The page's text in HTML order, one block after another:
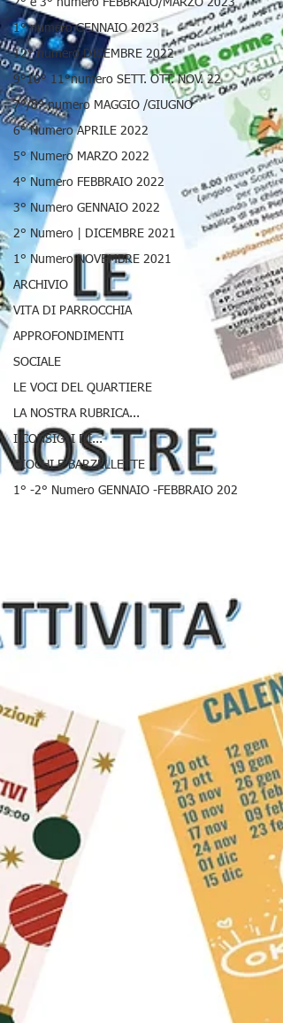
2° e 3° numero FEBBRAIO/MARZO 2023
1° numero GENNAIO 2023
12° numero DICEMBRE 2022
9°10° 11°numero SETT. OTT. NOV. 22
7°/8° numero MAGGIO /GIUGNO
6° Numero APRILE 2022
5° Numero MARZO 2022
4° Numero FEBBRAIO 2022
3° Numero GENNAIO 2022
2° Numero | DICEMBRE 2021
1° Numero NOVEMBRE 2021
ARCHIVIO
VITA DI PARROCCHIA
APPROFONDIMENTI
SOCIALE
LE VOCI DEL QUARTIERE
LA NOSTRA RUBRICA...
I CONSIGLI DI...
GIOCHI E BARZELLETTE
1° -2° Numero GENNAIO -FEBBRAIO 202